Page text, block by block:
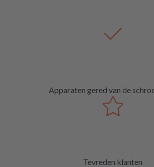
Apparaten gered van de
Tevreden klanten